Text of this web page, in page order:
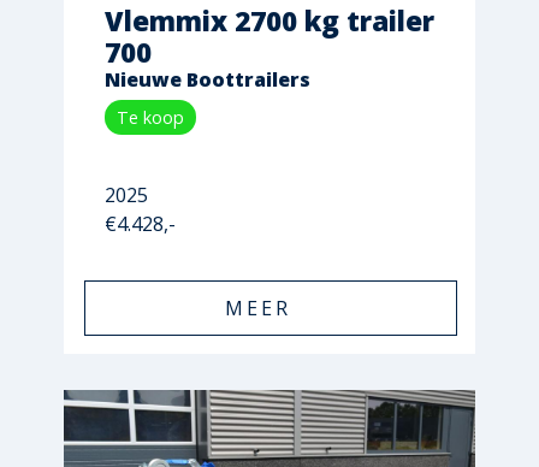
Vlemmix 2700 kg trailer
700
Nieuwe Boottrailers
Te koop
2025
€4.428,-
MEER